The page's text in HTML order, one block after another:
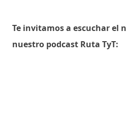
Te invitamos a escuchar el
nuestro podcast Ruta TyT: